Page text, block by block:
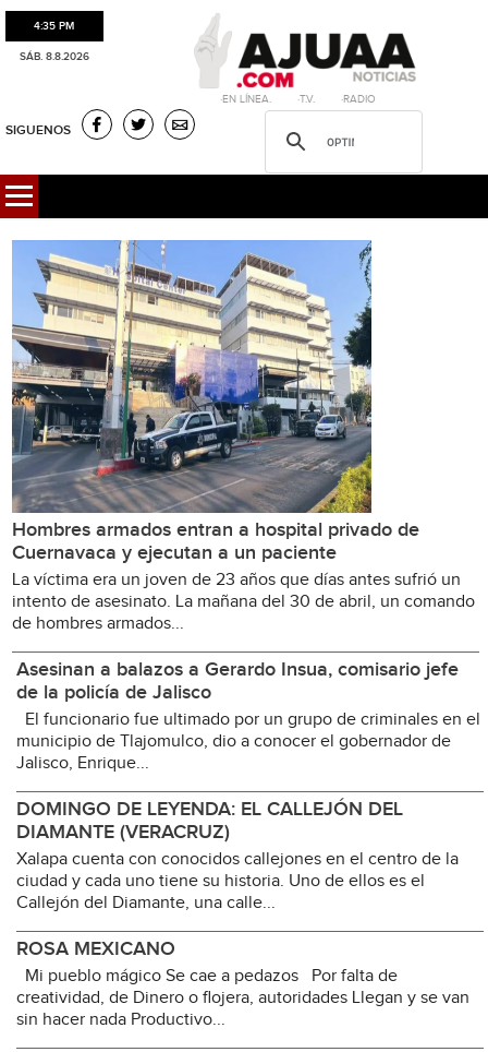
4:35 PM
SÁB. 8.8.2026
·EN LÍNEA. ·T.V. ·RADIO
SIGUENOS
Hombres armados entran a hospital privado de
Cuernavaca y ejecutan a un paciente
La víctima era un joven de 23 años que días antes sufrió un
intento de asesinato. La mañana del 30 de abril, un comando
de hombres armados...
Asesinan a balazos a Gerardo Insua, comisario jefe
de la policía de Jalisco
El funcionario fue ultimado por un grupo de criminales en el
municipio de Tlajomulco, dio a conocer el gobernador de
Jalisco, Enrique...
DOMINGO DE LEYENDA: EL CALLEJÓN DEL
DIAMANTE (VERACRUZ)
Xalapa cuenta con conocidos callejones en el centro de la
ciudad y cada uno tiene su historia. Uno de ellos es el
Callejón del Diamante, una calle...
ROSA MEXICANO
Mi pueblo mágico Se cae a pedazos Por falta de
creatividad, de Dinero o flojera, autoridades Llegan y se van
sin hacer nada Productivo...